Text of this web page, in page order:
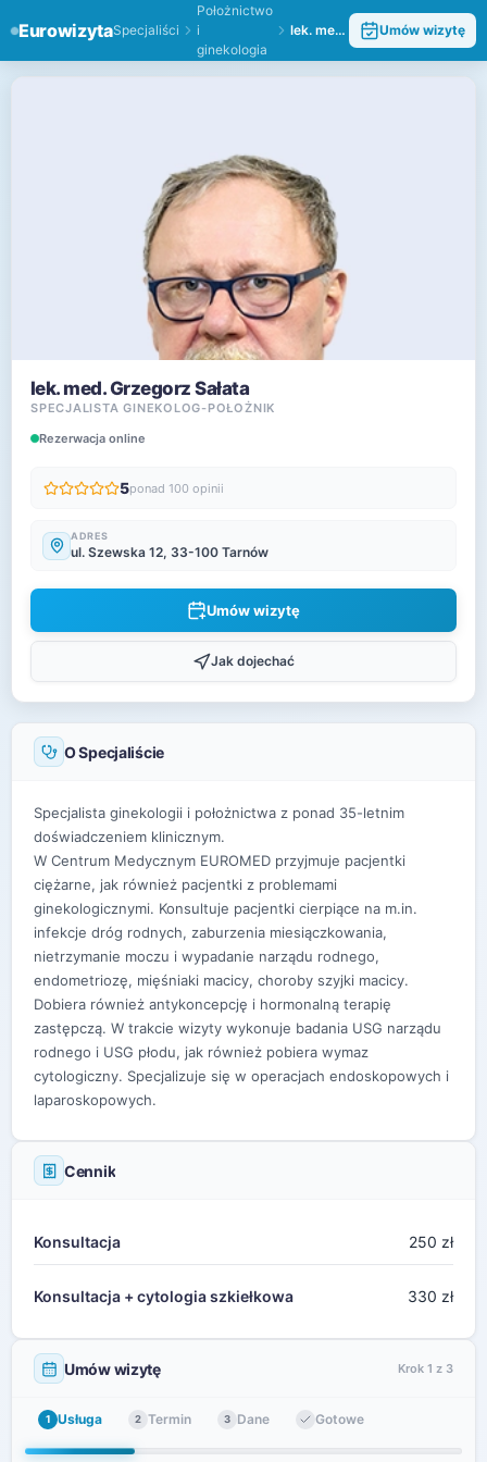
EurowizytaSpecjaliści
Położnictwo
i
ginekologia
lek. med. Grzegorz Sałata Umów wizytę
lek. med. Grzegorz Sałata
SPECJALISTA GINEKOLOG-POŁOŻNIK
Rezerwacja online
5ponad 100 opinii
ADRES
ul. Szewska 12, 33-100 Tarnów
Umów wizytę
Jak dojechać
O Specjaliście
Specjalista ginekologii i położnictwa z ponad 35-letnim
doświadczeniem klinicznym.
W Centrum Medycznym EUROMED przyjmuje pacjentki
ciężarne, jak również pacjentki z problemami
ginekologicznymi. Konsultuje pacjentki cierpiące na m.in.
infekcje dróg rodnych, zaburzenia miesiączkowania,
nietrzymanie moczu i wypadanie narządu rodnego,
endometriozę, mięśniaki macicy, choroby szyjki macicy.
Dobiera również antykoncepcję i hormonalną terapię
zastępczą. W trakcie wizyty wykonuje badania USG narządu
rodnego i USG płodu, jak również pobiera wymaz
cytologiczny. Specjalizuje się w operacjach endoskopowych i
laparoskopowych.
Cennik
Konsultacja 250 zł
Konsultacja + cytologia szkiełkowa 330 zł
Umów wizytę Krok 1 z 3
1 Usługa 2 Termin 3 Dane Gotowe